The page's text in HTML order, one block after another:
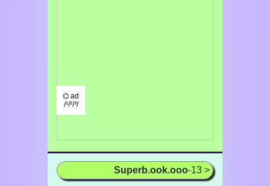
⌬ ad
/¹/²/³/
Superb.ook.ooo-13 >